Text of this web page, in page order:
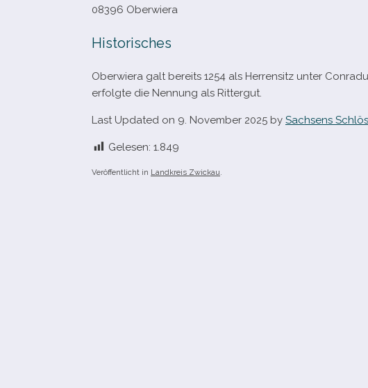
08396 Oberwiera
Historisches
Oberwiera galt bereits 1254 als Herrensitz unter
erfolgte die Nennung als Rittergut.
Last Updated on 9. November 2025 by Sachsens
Gelesen: 1.849
Veröffentlicht in Landkreis Zwickau